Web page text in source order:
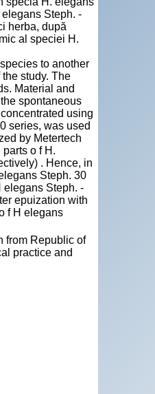
Steph. -
herba, după
al speciei H.
to another
study. The
Material and
spontaneous
using
series, was used
by Metertech
o f H.
. Hence, in
Steph. 30
elegans Steph. -
epuization with
f H elegans
from Republic of
practice and